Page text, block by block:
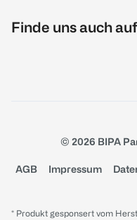
Finde uns auch auf
© 2026 BIPA
AGB Impressum
* Produkt gesponsert vom